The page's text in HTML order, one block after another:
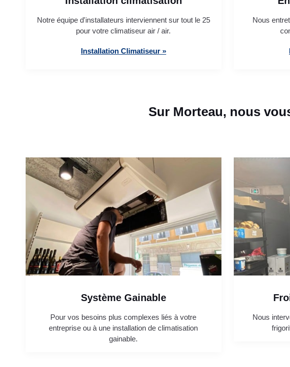
Notre équipe d'installateurs interviennent sur tout le 25
pour votre climatiseur air / air.
Installation Climatiseur »
Nous
Sur Morteau, nous
Système Gainable
Pour vos besoins plus complexes liés à votre
entreprise ou à une installation de climatisation
gainable.
Nous